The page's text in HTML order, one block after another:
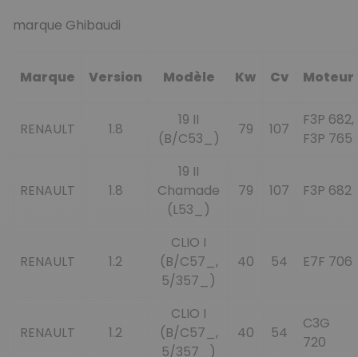
marque Ghibaudi
Marque Version Modèle Kw Cv Moteur
RENAULT 1.8
19 II
(B/C53_)
79 107
F3P 682,
F3P 765
RENAULT 1.8
19 II
Chamade
(L53_)
79 107 F3P 682
RENAULT 1.2
CLIO I
(B/C57_,
5/357_)
40 54 E7F 706
RENAULT 1.2
CLIO I
(B/C57_,
5/357_)
40 54
C3G
720